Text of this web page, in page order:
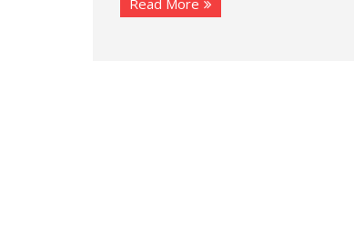
Read More